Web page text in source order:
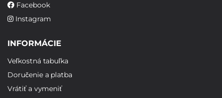
Facebook
Instagram
INFORMÁCIE
Veľkostná tabuľka
Doručenie a platba
Vrátiť a vymeniť